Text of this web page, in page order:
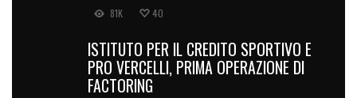
81K 40
ISTITUTO PER IL CREDITO SPORTIVO E
PRO VERCELLI, PRIMA OPERAZIONE DI
FACTORING